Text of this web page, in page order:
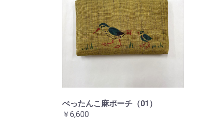
ぺったんこ麻ポーチ（01）
￥6,600